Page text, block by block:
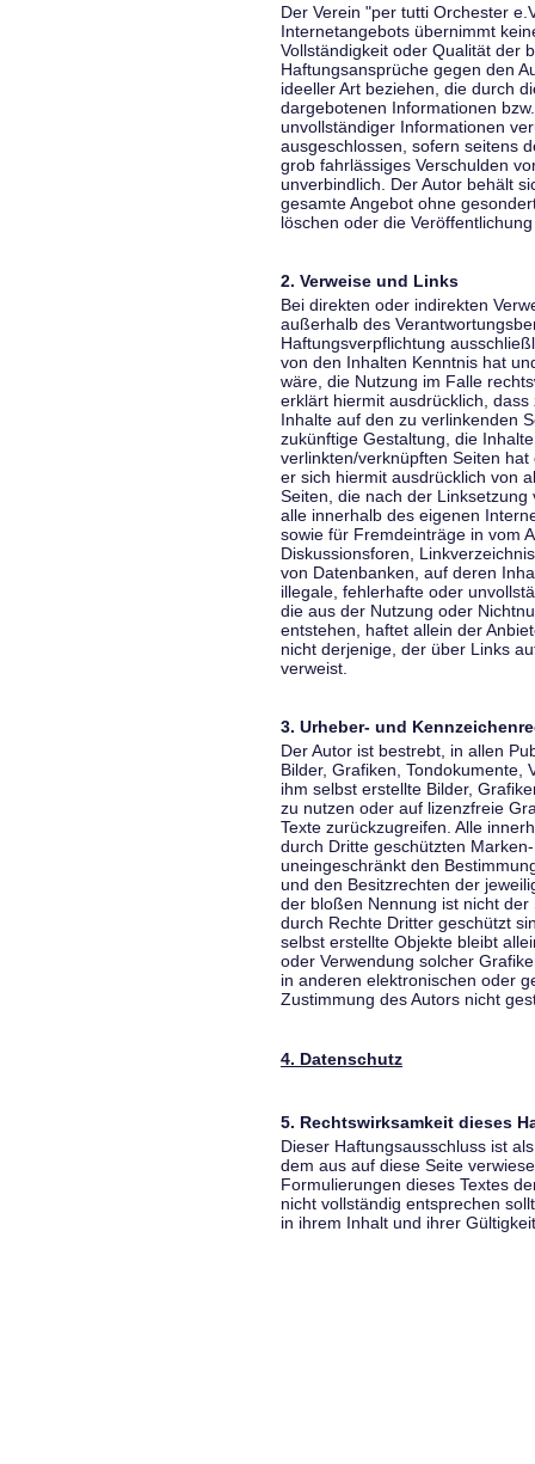
Der Verein "per tutti Orchester
Internetangebots übernimmt
Vollständigkeit oder Qualität der
Haftungsansprüche gegen den
ideeller Art beziehen, die durch
dargebotenen Informationen
unvollständiger Informationen
ausgeschlossen, sofern seitens
grob fahrlässiges Verschulden
unverbindlich. Der Autor behält
gesamte Angebot ohne
löschen oder die
2. Verweise und Links
Bei direkten oder indirekten
außerhalb des
Haftungsverpflichtung
von den Inhalten Kenntnis hat
wäre, die Nutzung im Falle
erklärt hiermit ausdrücklich,
Inhalte auf den zu verlinkenden
zukünftige Gestaltung, die
verlinkten/verknüpften Seiten
er sich hiermit ausdrücklich von
Seiten, die nach der
alle innerhalb des eigenen
sowie für Fremdeinträge in vom
Diskussionsforen,
von Datenbanken, auf deren
illegale, fehlerhafte oder
die aus der Nutzung oder
entstehen, haftet allein der
nicht derjenige, der über Links
verweist.
3. Urheber- und
Der Autor ist bestrebt, in allen
Bilder, Grafiken, Tondokumente,
ihm selbst erstellte Bilder,
zu nutzen oder auf lizenzfreie
Texte zurückzugreifen. Alle
durch Dritte geschützten
uneingeschränkt den
und den Besitzrechten der
der bloßen Nennung ist nicht
durch Rechte Dritter geschützt
selbst erstellte Objekte bleibt
oder Verwendung solcher
in anderen elektronischen oder
Zustimmung des Autors nicht
4. Datenschutz
5. Rechtswirksamkeit dieses
Dieser Haftungsausschluss ist
dem aus auf diese Seite
Formulierungen dieses Textes
nicht vollständig entsprechen
in ihrem Inhalt und ihrer